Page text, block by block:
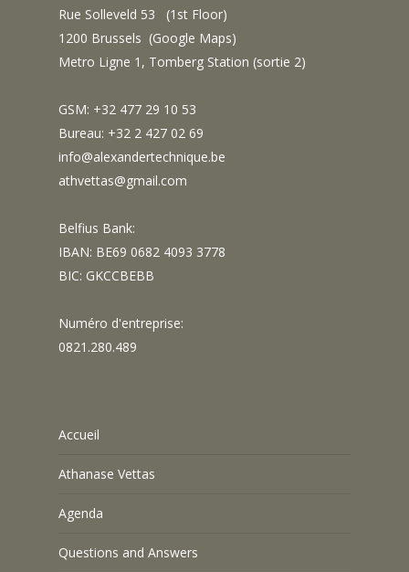
Rue Solleveld 53 (1st Floor)
1200 Brussels (Google Maps)
Metro Ligne 1, Tomberg Station (sortie 2)
GSM: +32 477 29 10 53
Bureau: +32 2 427 02 69
info@alexandertechnique.be
athvettas@gmail.com
Belfius Bank:
IBAN: BE69 0682 4093 3778
BIC: GKCCBEBB
Numéro d'entreprise:
0821.280.489
Accueil
Athanase Vettas
Agenda
Questions and Answers